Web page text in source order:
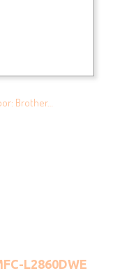
Brother…
L2860DWE